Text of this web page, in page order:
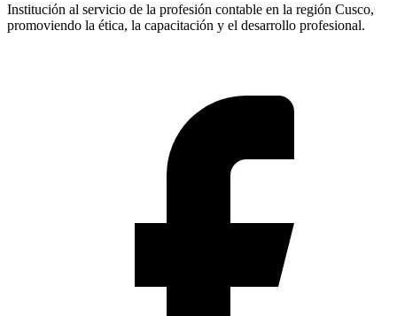
Institución al servicio de la profesión contable en la región Cusco,
promoviendo la ética, la capacitación y el desarrollo profesional.